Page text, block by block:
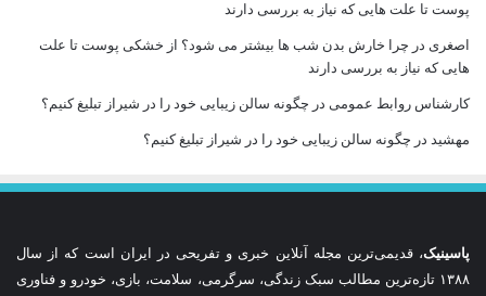
پوست تا علت هایی که نیاز به بررسی دارند
اصغری در چرا خارش بدن شب ها بیشتر می شود؟ از خشکی پوست تا علت
هایی که نیاز به بررسی دارند
کارشناس روابط عمومی در چگونه سالن زیبایی خود را در شیراز تبلیغ کنیم؟
مهشید در چگونه سالن زیبایی خود را در شیراز تبلیغ کنیم؟
پاسینیک، قدیمی‌ترین مجله آنلاین خبری و تفریحی در ایران است که از سال
۱۳۸۸ تازه‌ترین مطالب سبک زندگی، سرگرمی، سلامت، بازی، خودرو و فناوری